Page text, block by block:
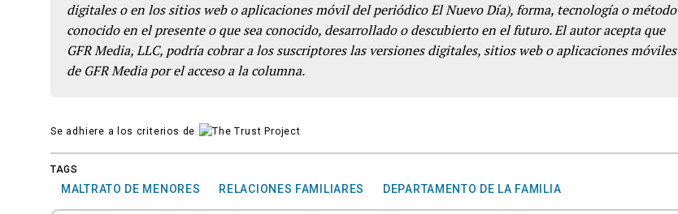
digitales o en los sitios web o aplicaciones móvil del periódico El Nuevo Día), forma, tecnología o método
conocido en el presente o que sea conocido, desarrollado o descubierto en el futuro. El autor acepta que
GFR Media, LLC, podría cobrar a los suscriptores las versiones digitales, sitios web o aplicaciones móviles
de GFR Media por el acceso a la columna.
Se adhiere a los criterios de
TAGS
MALTRATO DE MENORES RELACIONES FAMILIARES DEPARTAMENTO DE LA FAMILIA